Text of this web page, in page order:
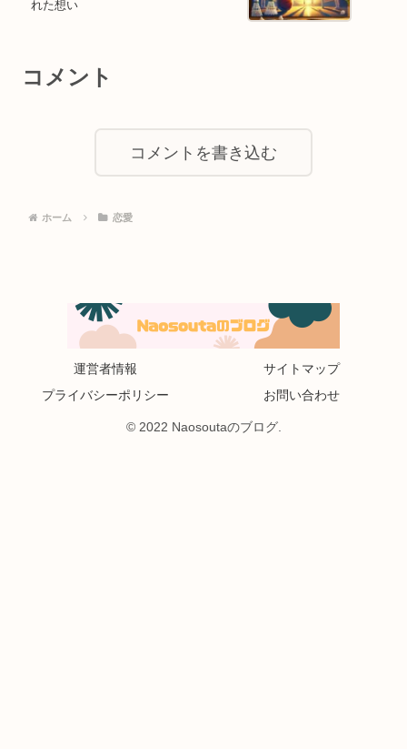
れた想い
コメント
コメントを書き込む
ホーム 恋愛
運営者情報
サイトマップ
プライバシーポリシー
お問い合わせ
© 2022 Naosoutaのブログ.